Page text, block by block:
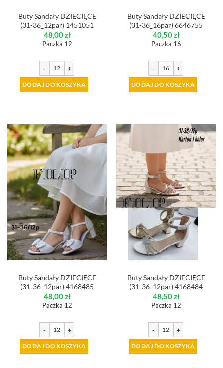
Buty Sandały DZIECIĘCE
(31-36_12par) 1451051
48,00zł
Paczka 12
- +
DODAJ DO KOSZYKA
Buty Sandały DZIECIĘCE
(31-36_16par) 6646755
40,50zł
Paczka 16
- +
DODAJ DO KOSZYKA
Buty Sandały DZIECIĘCE
(31-36_12par) 4168485
48,00zł
Paczka 12
- +
DODAJ DO KOSZYKA
Buty Sandały DZIECIĘCE
(31-36_12par) 4168484
48,50zł
Paczka 12
- +
DODAJ DO KOSZYKA